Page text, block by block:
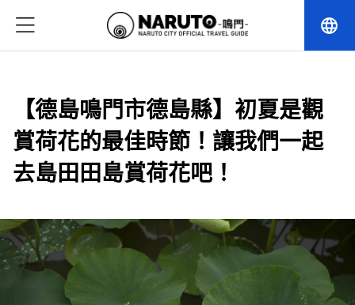
language
【德島鳴門市德島縣】初夏是觀
賞荷花的最佳時節！讓我們一起
去島田田島賞荷花吧！